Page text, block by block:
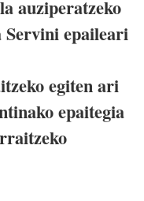
auziperatzeko
Servini epaileari
egiten ari
epaitegia